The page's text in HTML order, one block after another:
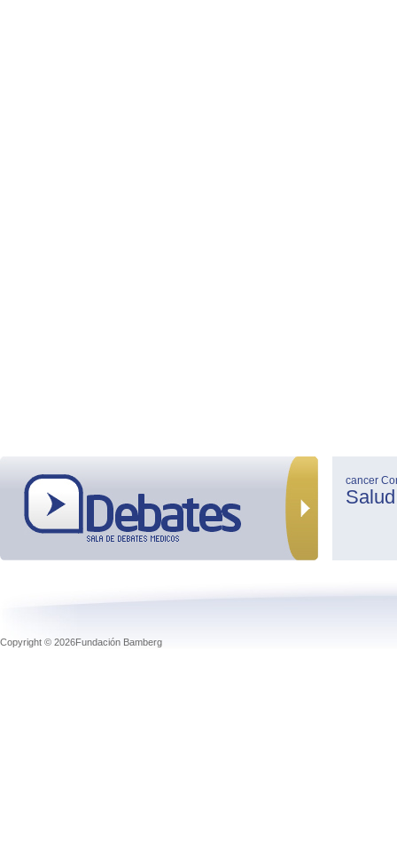
cancer
Salud
Copyright © 2026Fundación Bamberg